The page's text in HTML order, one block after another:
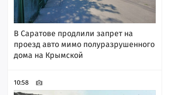
В Саратове продлили запрет на
проезд авто мимо полуразрушенного
дома на Крымской
10:58